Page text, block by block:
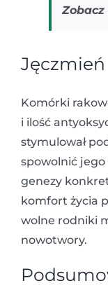
Komórki
i ilość
stymulował
spowolnić jego
genezy
komfort życia
wolne rodniki
nowotwory.